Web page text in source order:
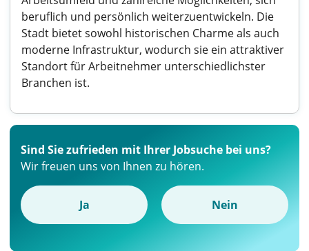
beruflich und persönlich weiterzuentwickeln. Die
Stadt bietet sowohl historischen Charme als auch
moderne Infrastruktur, wodurch sie ein attraktiver
Standort für Arbeitnehmer unterschiedlichster
Branchen ist.
Sind Sie zufrieden mit Ihrer Jobsuche bei uns?
Wir freuen uns von Ihnen zu hören.
Ja Nein